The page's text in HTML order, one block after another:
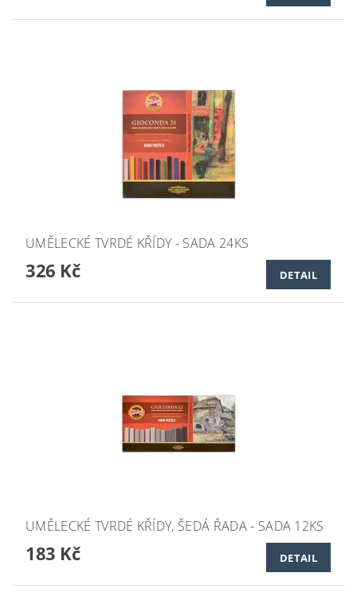
UMĚLECKÉ TVRDÉ KŘÍDY - SADA 24KS
326 Kč DETAIL
UMĚLECKÉ TVRDÉ KŘÍDY, ŠEDÁ ŘADA - SADA 12KS
183 Kč DETAIL